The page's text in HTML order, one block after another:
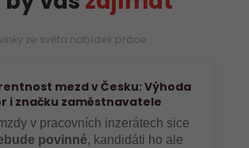
ze světa nabídek práce
mezd v Česku: Výhoda
i značku zaměstnavatele
v pracovních inzerátech sice
povinné, kandidáti ho ale